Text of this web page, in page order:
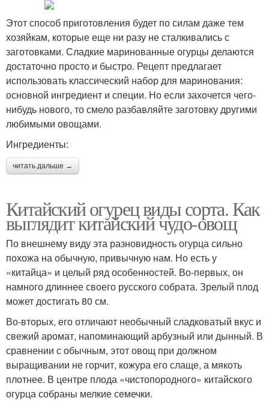
Этот способ приготовления будет по силам даже тем
хозяйкам, которые еще ни разу не сталкивались с
заготовками. Сладкие маринованные огурцы делаются
достаточно просто и быстро. Рецепт предлагает
использовать классический набор для маринования:
основной ингредиент и специи. Но если захочется чего-
нибудь нового, то смело разбавляйте заготовку другими
любимыми овощами.
Ингредиенты:
читать дальше →
Китайский огурец виды сорта. Как
выглядит китайский чудо-овощ
По внешнему виду эта разновидность огурца сильно
похожа на обычную, привычную нам. Но есть у
«китайца» и целый ряд особенностей. Во-первых, он
намного длиннее своего русского собрата. Зрелый плод
может достигать 80 см.
Во-вторых, его отличают необычный сладковатый вкус и
свежий аромат, напоминающий арбузный или дынный. В
сравнении с обычным, этот овощ при должном
выращивании не горчит, кожура его слаще, а мякоть
плотнее. В центре плода «чистопородного» китайского
огурца собраны мелкие семечки.